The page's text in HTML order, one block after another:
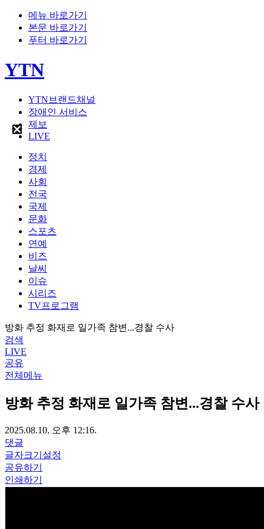
메뉴 바로가기
본문 바로가기
푸터 바로가기
YTN
YTN브랜드채널
장애인 서비스
제보
LIVE
정치
경제
사회
전국
국제
문화
스포츠
연예
비즈
날씨
이슈
시리즈
TV프로그램
방화 추정 화재로 일가족 참변...경찰 수사
검색
LIVE
공유
전체메뉴
방화 추정 화재로 일가족 참변...경찰 수사
2025.08.10. 오후 12:16.
댓글
글자크기설정
공유하기
인쇄하기